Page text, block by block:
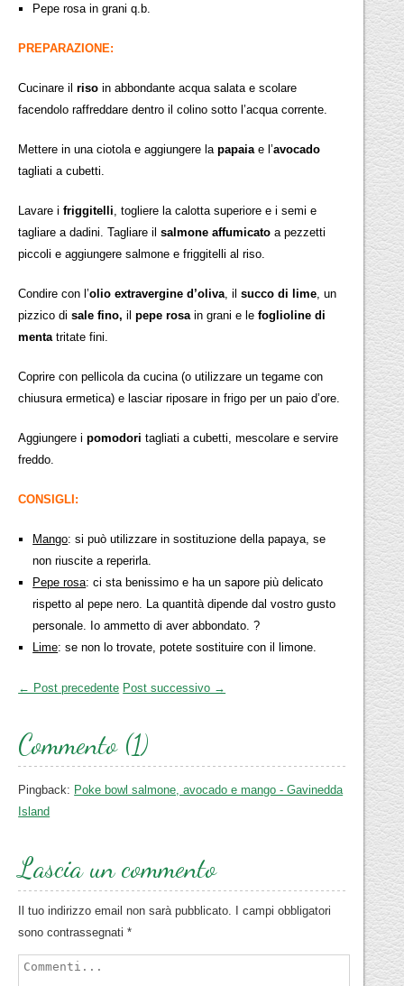
Pepe rosa in grani q.b.
PREPARAZIONE:
Cucinare ilriso in abbondante acqua salata e scolare
facendolo raffreddare dentro il colino sotto l’acqua corrente.
Mettere in una ciotola e aggiungere lapapaia e l’avocado
tagliati a cubetti.
Lavare ifriggitelli , togliere la calotta superiore e i semi e
tagliare a dadini. Tagliare ilsalmone affumicato a pezzetti
piccoli e aggiungere salmone e friggitelli al riso.
Condire con l’olio extravergine d’oliva , ilsucco di lime , un
pizzico disale fino, ilpepe rosa in grani e lefoglioline di
menta tritate fini.
Coprire con pellicola da cucina (o utilizzare un tegame con
chiusura ermetica) e lasciar riposare in frigo per un paio d’ore.
Aggiungere ipomodori tagliati a cubetti, mescolare e servire
freddo.
CONSIGLI:
Mango: si può utilizzare in sostituzione della papaya, se
non riuscite a reperirla.
Pepe rosa: ci sta benissimo e ha un sapore più delicato
rispetto al pepe nero. La quantità dipende dal vostro gusto
personale. Io ammetto di aver abbondato. ?
Lime: se non lo trovate, potete sostituire con il limone.
← Post precedente Post successivo →
Commento (1)
Pingback: Poke bowl salmone, avocado e mango - Gavinedda
Island
Lascia un commento
Il tuo indirizzo email non sarà pubblicato.
I campi obbligatori
sono contrassegnati*